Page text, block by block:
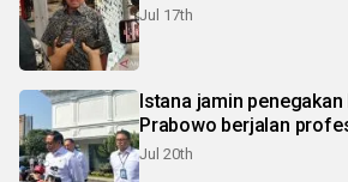
Jul 17th
Istana jamin
Prabowo berjalan
Jul 20th